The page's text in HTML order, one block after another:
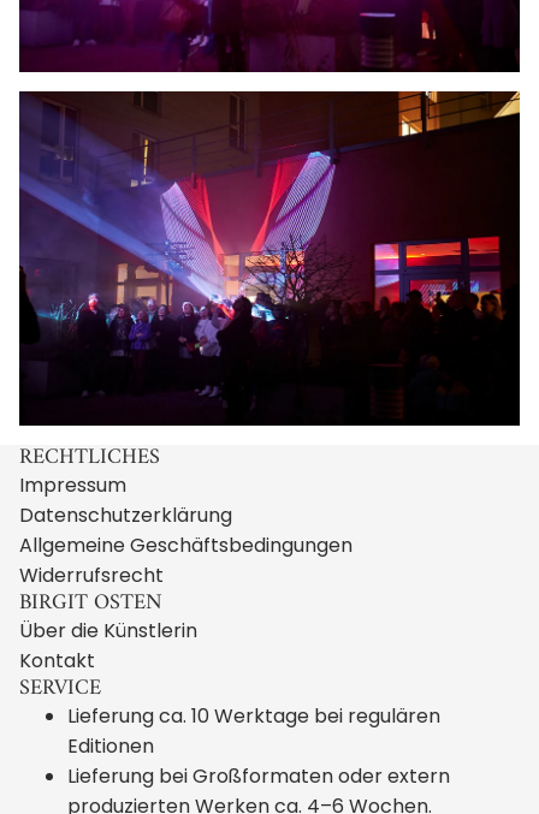
RECHTLICHES
Impressum
Datenschutzerklärung
Allgemeine Geschäftsbedingungen
Widerrufsrecht
BIRGIT OSTEN
Über die Künstlerin
Kontakt
SERVICE
Lieferung ca. 10 Werktage bei regulären
Editionen
Lieferung bei Großformaten oder extern
produzierten Werken ca. 4–6 Wochen.